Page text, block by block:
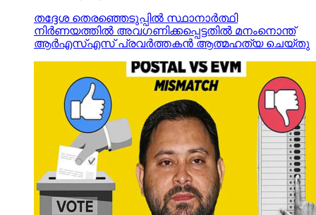
തദ്ദേശ തെരഞ്ഞെടുപ്പില്‍ സ്ഥാനാര്‍ത്ഥി
നിര്‍ണയത്തില്‍ അവഗണിക്കപ്പെട്ടതില്‍ മനംനൊന്ത്
ആര്‍എസ്എസ് പ്രവര്‍ത്തകന്‍ ആത്മഹത്യ ചെയ്തു